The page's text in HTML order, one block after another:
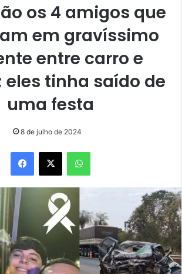
os 4 amigos que
em gravíssimo
entre carro e
eles tinha saído de
uma festa
8 de julho de 2024
Facebook
X WhatsApp